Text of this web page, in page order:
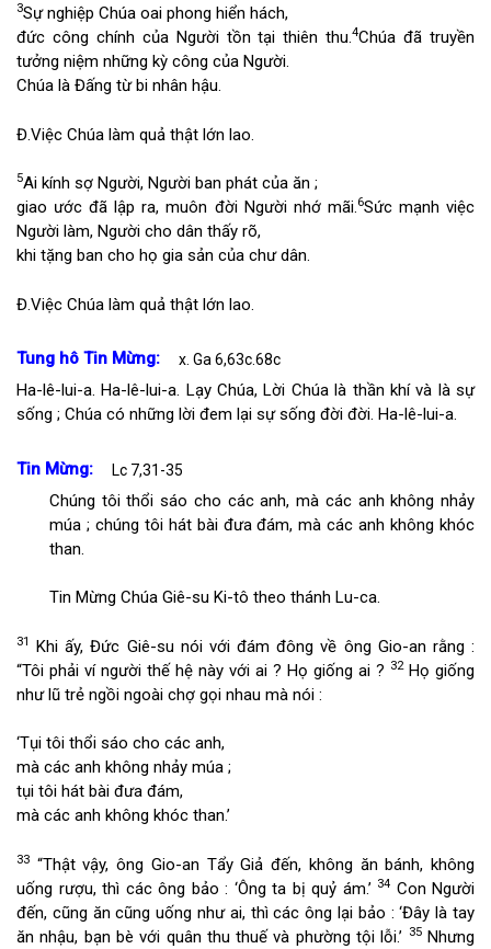
3Sự nghiệp Chúa oai phong hiển hách,
đức công chính của Người tồn tại thiên thu.4Chúa đã truyền
tưởng niệm những kỳ công của Người.
Chúa là Đấng từ bi nhân hậu.
Đ.Việc Chúa làm quả thật lớn lao.
5Ai kính sợ Người, Người ban phát của ăn ;
giao ước đã lập ra, muôn đời Người nhớ mãi.6Sức mạnh việc
Người làm, Người cho dân thấy rõ,
khi tặng ban cho họ gia sản của chư dân.
Đ.Việc Chúa làm quả thật lớn lao.
Tung hô Tin Mừng: x. Ga 6,63c.68c
Ha-lê-lui-a. Ha-lê-lui-a. Lạy Chúa, Lời Chúa là thần khí và là sự
sống ; Chúa có những lời đem lại sự sống đời đời. Ha-lê-lui-a.
Tin Mừng: Lc 7,31-35
Chúng tôi thổi sáo cho các anh, mà các anh không nhảy
múa ; chúng tôi hát bài đưa đám, mà các anh không khóc
than.
Tin Mừng Chúa Giê-su Ki-tô theo thánh Lu-ca.
31
Khi ấy, Đức Giê-su nói với đám đông về ông Gio-an rằng :
“Tôi phải ví người thế hệ này với ai ? Họ giống ai ? 32Họ giống
như lũ trẻ ngồi ngoài chợ gọi nhau mà nói :
‘Tụi tôi thổi sáo cho các anh,
mà các anh không nhảy múa ;
tụi tôi hát bài đưa đám,
mà các anh không khóc than.’
33 “Thật vậy, ông Gio-an Tẩy Giả đến, không ăn bánh, không
uống rượu, thì các ông bảo : ‘Ông ta bị quỷ ám.’ 34 Con Người
đến, cũng ăn cũng uống như ai, thì các ông lại bảo : ‘Đây là tay
ăn nhậu, bạn bè với quân thu thuế và phường tội lỗi.’
35Nhưng